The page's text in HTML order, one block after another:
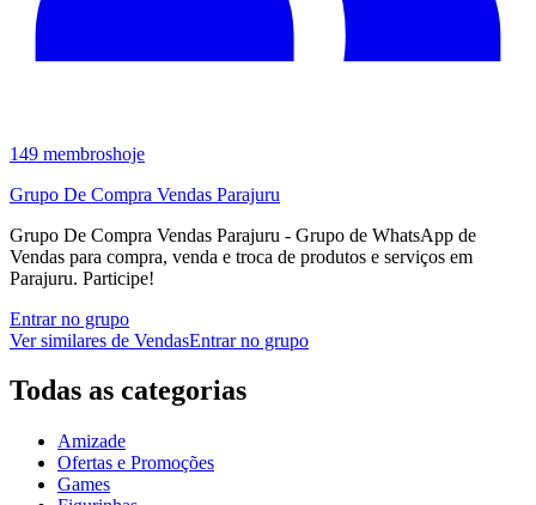
149 membroshoje
Grupo De Compra Vendas Parajuru
Grupo De Compra Vendas Parajuru - Grupo de WhatsApp de
Vendas para compra, venda e troca de produtos e serviços em
Parajuru. Participe!
Entrar no grupo
Ver similares de VendasEntrar no grupo
Todas as categorias
Amizade
Ofertas e Promoções
Games